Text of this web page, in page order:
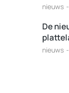
nieuws
De
nieuws